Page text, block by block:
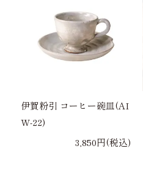
伊賀粉引 コーヒー碗皿(AI
W-22)
3,850円(税込)